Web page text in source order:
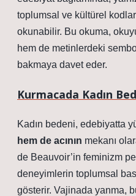
toplumsal ve kültürel
okunabilir. Bu okuma,
hem de metinlerdeki
bakmaya davet eder.
Kurmacada Kadın
Kadın bedeni, edebiyatta
hem de acının mekanı
de Beauvoir’in feminizm
deneyimlerin toplumsal
gösterir. Vajinada yanma,